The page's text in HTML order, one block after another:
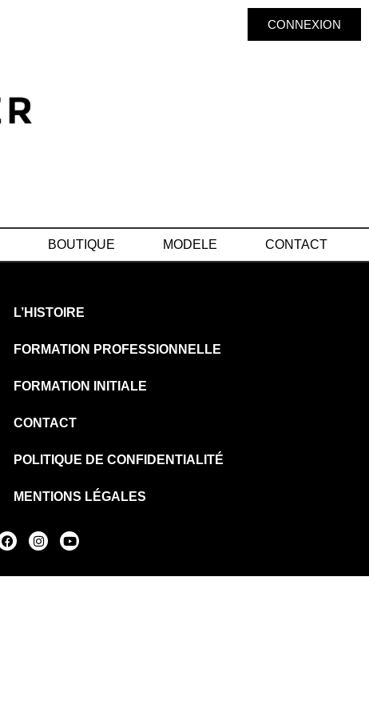
CONNEXION
BOUTIQUE MODELE CONTACT
L’HISTOIRE
FORMATION PROFESSIONNELLE
FORMATION INITIALE
CONTACT
POLITIQUE DE CONFIDENTIALITÉ
MENTIONS LÉGALES